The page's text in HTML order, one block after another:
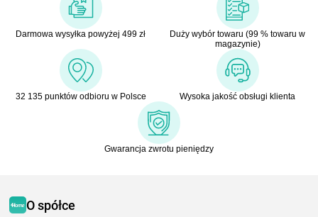
Darmowa wysyłka powyżej 499 zł
Duży wybór towaru (99 % towaru w
magazynie)
32 135 punktów odbioru w Polsce Wysoka jakość obsługi klienta
Gwarancja zwrotu pieniędzy
O spółce